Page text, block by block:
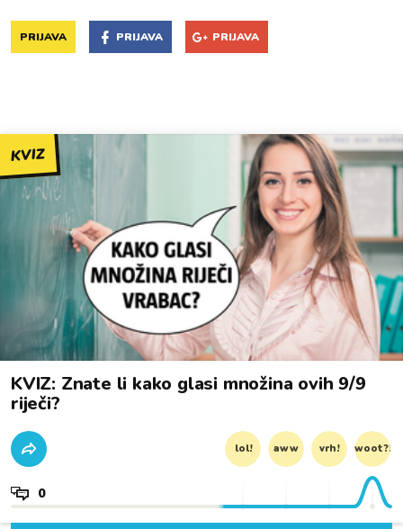
PRIJAVA PRIJAVA PRIJAVA
KVIZ
KVIZ: Znate li kako glasi množina ovih 9/9
riječi?
lol! aww vrh! woot?!
0